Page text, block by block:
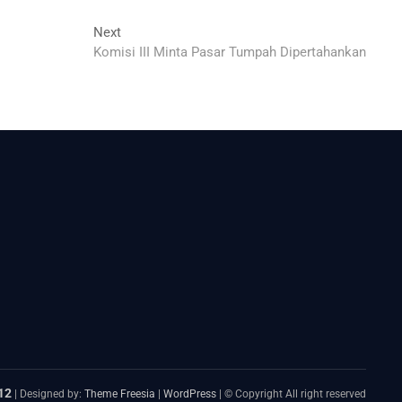
NextNext
post:
Komisi III Minta Pasar Tumpah Dipertahankan
| Designed by: Theme Freesia | WordPress| © Copyright All right reserved